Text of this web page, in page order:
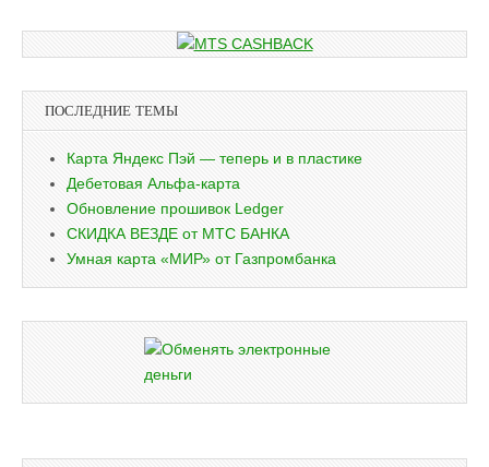
ПОСЛЕДНИЕ ТЕМЫ
Карта Яндекс Пэй — теперь и в пластике
Дебетовая Альфа-карта
Обновление прошивок Ledger
СКИДКА ВЕЗДЕ от МТС БАНКА
Умная карта «МИР» от Газпромбанка